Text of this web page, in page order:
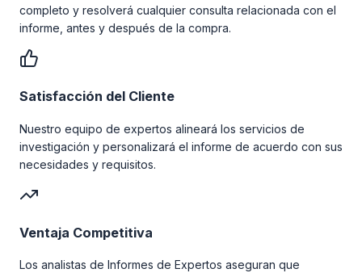
completo y resolverá cualquier consulta relacionada con el
informe, antes y después de la compra.
Satisfacción del Cliente
Nuestro equipo de expertos alineará los servicios de
investigación y personalizará el informe de acuerdo con sus
necesidades y requisitos.
Ventaja Competitiva
Los analistas de Informes de Expertos aseguran que